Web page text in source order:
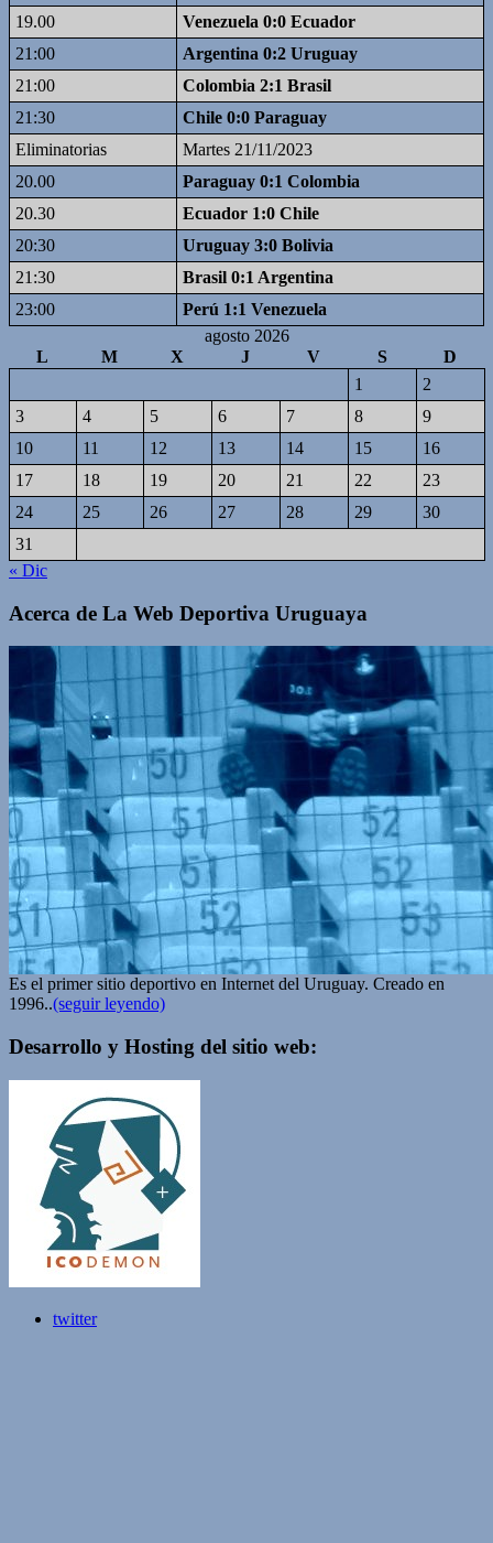
19.00
Venezuela 0:0 Ecuador
21:00
Argentina 0:2 Uruguay
21:00
Colombia 2:1 Brasil
21:30
Chile 0:0 Paraguay
Eliminatorias
Martes 21/11/2023
20.00
Paraguay 0:1 Colombia
20.30
Ecuador 1:0 Chile
20:30
Uruguay 3:0 Bolivia
21:30
Brasil 0:1 Argentina
23:00
Perú 1:1 Venezuela
agosto 2026
L
M X J V S
D
1
2
3
4 5 6 7 8
9
10
11 12 13 14 15
16
17
18 19 20 21 22
23
24
25 26 27 28 29
30
31
« Dic
Acerca de La Web Deportiva Uruguaya
Es el primer sitio deportivo en Internet del Uruguay. Creado en
1996..(seguir leyendo)
Desarrollo y Hosting del sitio web:
twitter